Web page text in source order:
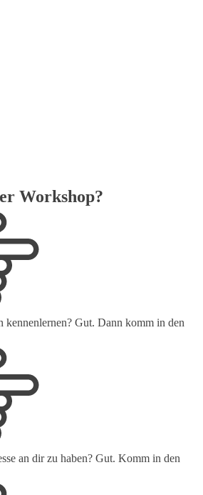
Workshop?
kennenlernen? Gut. Dann komm in den
an dir zu haben? Gut. Komm in den